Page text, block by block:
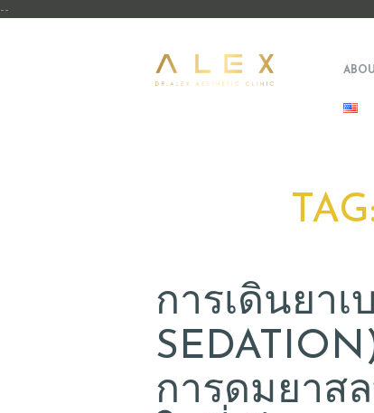
--
การเดินยาเ
การดมยาส